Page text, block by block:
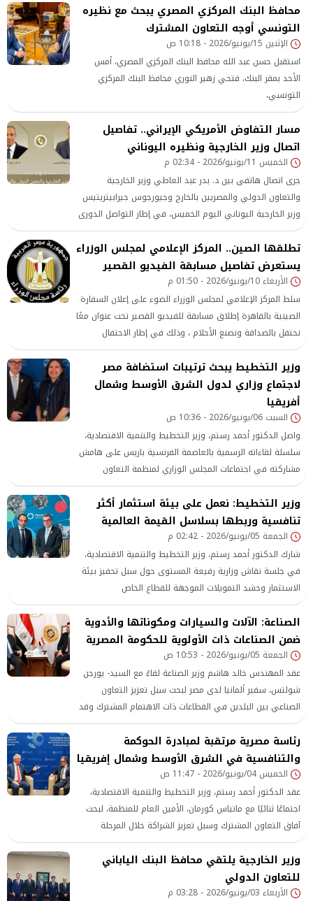
محافظ البنك المركزي المصري يبحث مع نظيره
التونسي أوجه التعاون المشترك
الإثنين 15/يونيو/2026 - 10:18 ص
استقبل حسن عبد الله محافظ البنك المركزي المصري، أمس
الأحد بمقر البنك، فتحي زهير النوري محافظ البنك المركزي
التونسي،
مسار التفاوض الأمريكي الإيراني.. تفاصيل
اتصال وزير الخارجية ونظيره اليوناني
الخميس 11/يونيو/2026 - 02:34 م
جرى اتصال هاتفى بين د. بدر عبد العاطي وزير الخارجية
والتعاون الدولي والمصريين بالخارج وجيورجوس جيرابيتريتيس
وزير الخارجية اليوناني اليوم الخميس، في إطار التواصل الدورى
لبحث سبل دعم العلاقات الثنائية ولتبادل الرؤي بشأن مستجدات
الأوضاع الإقليمية.
تطلقها الصين.. المركز الإعلامي لمجلس الوزراء
يستعرض تفاصيل مسابقة الفيديو القصير
الأربعاء 10/يونيو/2026 - 01:50 م
سلط المركز الإعلامي لمجلس الوزراء الضوء على إعلان السفارة
الصينية بالقاهرة إطلاق مسابقة للفيديو القصير تحت عنوان معًا
نحتفل بالصداقة ونصنع الأحلام ، وذلك في إطار الاحتفال
بالذكرى الـ70 لإقامة العلاقات الدبلوماسية بين مصر والصين،
وكذلك
وزير التخطيط يبحث ترتيبات استضافة مصر
لاجتماع وزاري لدول الشرق الأوسط وشمال
أفريقيا
السبت 06/يونيو/2026 - 10:36 ص
واصل الدكتور أحمد رستم، وزير التخطيط والتنمية الاقتصادية،
سلسلة لقاءاته الرسمية بالعاصمة الفرنسية باريس على هامش
مشاركته في اجتماعات المجلس الوزاري لمنظمة التعاون
الاقتصادي والتنمية (OECD)،
وزير التخطيط: نعمل على بيئة استثمار أكثر
تنافسية وربطها بسلاسل القيمة العالمية
الجمعة 05/يونيو/2026 - 02:42 م
شارك الدكتور أحمد رستم، وزير التخطيط والتنمية الاقتصادية،
في جلسة نقاش وزارية رفيعة المستوى حول سبل تحفيز بيئة
الاستثمار وحشد التمويلات الموجهة للقطاع الخاص
الصناعة: الآلات والسيارات ومكوناتها والأدوية
ضمن الصناعات ذات الأولوية للحكومة المصرية
الجمعة 05/يونيو/2026 - 10:53 ص
عقد المهندس خالد هاشم وزير الصناعة لقاءً مع السيد- يورجن
شولتس، سفير ألمانيا لدى مصر لبحث سبل تعزيز التعاون
الصناعي بين البلدين في القطاعات ذات الاهتمام المشترك وقد
حضر الاجتماع الدكتور- أحمد مغاوري، مساعد الوزير للتعاون
الدولي وعدد من قيادات الوزارة.
رئاسة مصرية مرتقبة لمبادرة الحوكمة
والتنافسية في الشرق الأوسط وشمال إفريقيا
الخميس 04/يونيو/2026 - 11:47 ص
عقد الدكتور أحمد رستم، وزير التخطيط والتنمية الاقتصادية،
اجتماعًا ثنائيًا مع ماتياس كورمان، الأمين العام للمنظمة، لبحث
آفاق التعاون المشترك وسبل تعزيز الشراكة خلال المرحلة
المقبلة.
وزير الخارجية يلتقي محافظ البنك الياباني
للتعاون الدولي
الأربعاء 03/يونيو/2026 - 03:28 م